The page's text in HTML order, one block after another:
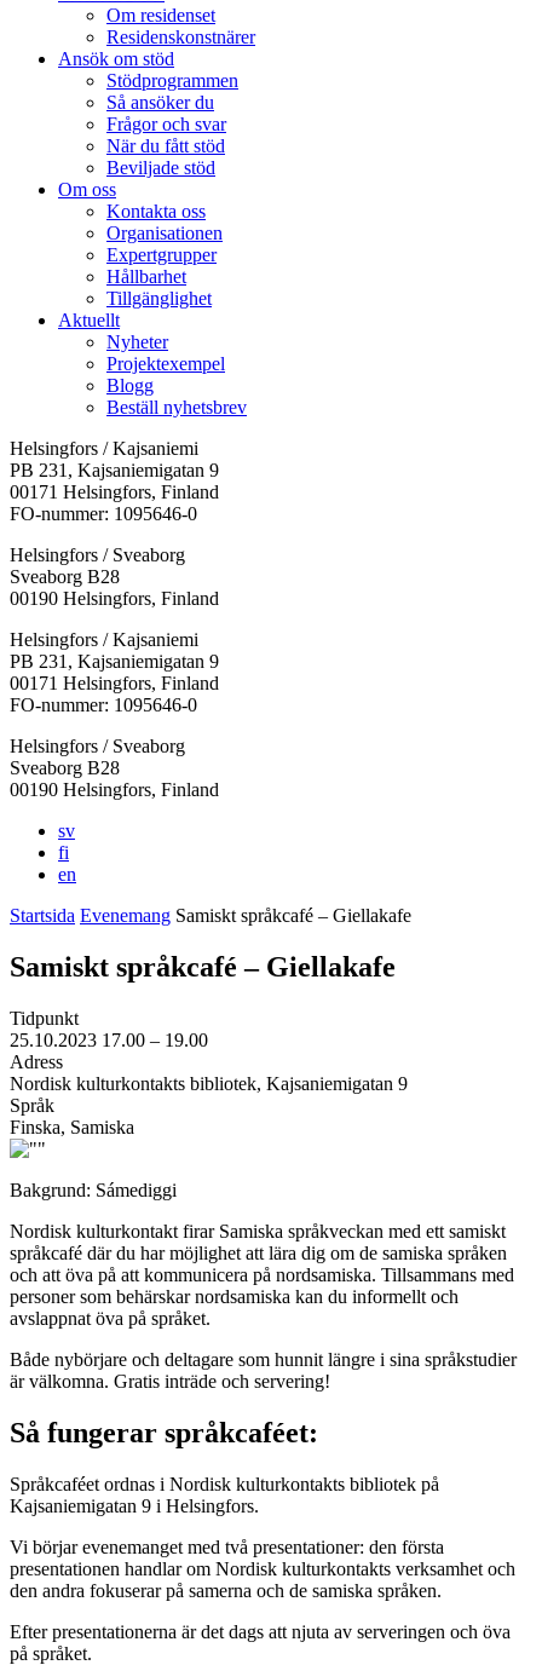
Om residenset
Residenskonstnärer
Ansök om stöd
Stödprogrammen
Så ansöker du
Frågor och svar
När du fått stöd
Beviljade stöd
Om oss
Kontakta oss
Organisationen
Expertgrupper
Hållbarhet
Tillgänglighet
Aktuellt
Nyheter
Projektexempel
Blogg
Beställ nyhetsbrev
Helsingfors / Kajsaniemi
PB 231, Kajsaniemigatan 9
00171 Helsingfors, Finland
FO-nummer: 1095646-0
Helsingfors / Sveaborg
Sveaborg B28
00190 Helsingfors, Finland
Facebook:
Öppnas
i
en
flik
Instagram:
Öppnas
i
en
flik
TikTok:
Öppnas
i
en
flik
Youtube:
Öppnas
i
en
flik
Vimeo:
Öppnas
i
en
flik
Helsingfors / Kajsaniemi
PB 231, Kajsaniemigatan 9
00171 Helsingfors, Finland
FO-nummer: 1095646-0
Helsingfors / Sveaborg
Sveaborg B28
00190 Helsingfors, Finland
sv
fi
en
Startsida Evenemang Samiskt språkcafé – Giellakafe
Samiskt språkcafé – Giellakafe
Tidpunkt
25.10.2023 17.00 – 19.00
Adress
Nordisk kulturkontakts bibliotek, Kajsaniemigatan 9
Språk
Finska, Samiska
Bakgrund: Sámediggi
Nordisk kulturkontakt firar Samiska språkveckan med ett samiskt
språkcafé där du har möjlighet att lära dig om de samiska språken
och att öva på att kommunicera på nordsamiska. Tillsammans med
personer som behärskar nordsamiska kan du informellt och
avslappnat öva på språket.
Både nybörjare och deltagare som hunnit längre i sina språkstudier
är välkomna. Gratis inträde och servering!
Så fungerar språkcaféet:
Språkcaféet ordnas i Nordisk kulturkontakts bibliotek på
Kajsaniemigatan 9 i Helsingfors.
Vi börjar evenemanget med två presentationer: den första
presentationen handlar om Nordisk kulturkontakts verksamhet och
den andra fokuserar på samerna och de samiska språken.
Efter presentationerna är det dags att njuta av serveringen och öva
på språket.